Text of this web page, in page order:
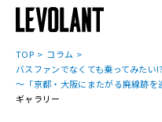
TOP
コラム
バスファンでなくても乗ってみたい
～「京都・大阪にまたがる廃線跡
ギャラリー